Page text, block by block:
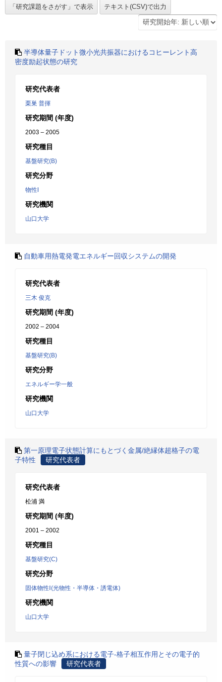
半導体量子ドット微小光共振器におけるコヒーレント高
密度励起状態の研究
研究代表者
栗巣 普揮
研究期間 (年度)
2003 – 2005
研究種目
基盤研究(B)
研究分野
物性Ⅰ
研究機関
山口大学
自動車用熱電発電エネルギー回収システムの開発
研究代表者
三木 俊克
研究期間 (年度)
2002 – 2004
研究種目
基盤研究(B)
研究分野
エネルギー学一般
研究機関
山口大学
第一原理電子状態計算にもとづく金属/絶縁体超格子の電
子特性
研究代表者
研究代表者
松浦 満
研究期間 (年度)
2001 – 2002
研究種目
基盤研究(C)
研究分野
固体物性Ⅰ(光物性・半導体・誘電体)
研究機関
山口大学
量子閉じ込め系における電子-格子相互作用とその電子的
性質への影響
研究代表者